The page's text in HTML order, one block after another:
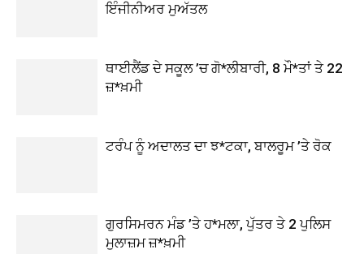
ਇੰਜੀਨੀਅਰ ਮੁਅੱਤਲ
ਥਾਈਲੈਂਡ ਦੇ ਸਕੂਲ ’ਚ ਗੋ*ਲੀਬਾਰੀ, 8 ਮੌ*ਤਾਂ ਤੇ 22
ਜ਼*ਖ਼ਮੀ
ਟਰੰਪ ਨੂੰ ਅਦਾਲਤ ਦਾ ਝ*ਟਕਾ, ਬਾਲਰੂਮ ’ਤੇ ਰੋਕ
ਗੁਰਸਿਮਰਨ ਮੰਡ ’ਤੇ ਹ*ਮਲਾ, ਪੁੱਤਰ ਤੇ 2 ਪੁਲਿਸ
ਮੁਲਾਜ਼ਮ ਜ਼*ਖ਼ਮੀ